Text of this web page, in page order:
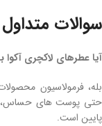
سوالات متداول
آیا عطرهای لاکچری
بله، فرمولاسیون
حتی پوست‌ های حساس،
پایین است.